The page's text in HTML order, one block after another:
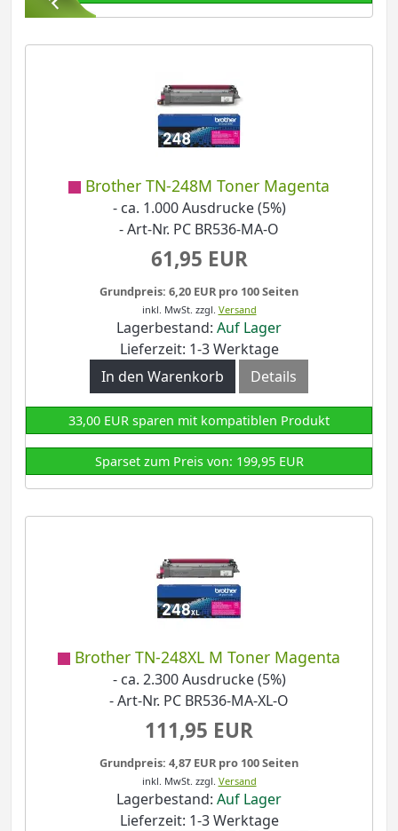
Brother TN-248M Toner Magenta
- ca. 1.000 Ausdrucke (5%)
- Art-Nr. PC BR536-MA-O
61,95 EUR
Grundpreis: 6,20 EUR pro 100 Seiten
inkl. MwSt. zzgl. Versand
Lagerbestand: Auf Lager
Lieferzeit: 1-3 Werktage
In den Warenkorb
Details
33,00 EUR sparen mit kompatiblen Produkt
Sparset zum Preis von: 199,95 EUR
Brother TN-248XL M Toner Magenta
- ca. 2.300 Ausdrucke (5%)
- Art-Nr. PC BR536-MA-XL-O
111,95 EUR
Grundpreis: 4,87 EUR pro 100 Seiten
inkl. MwSt. zzgl. Versand
Lagerbestand: Auf Lager
Lieferzeit: 1-3 Werktage